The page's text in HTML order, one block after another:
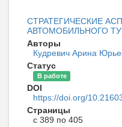
СТРАТЕГИЧЕСКИЕ
АВТОМОБИЛЬНОГО
Авторы
Кудревич Арина
Статус
В работе
DOI
https://doi.org/
Страницы
с 389 по 405